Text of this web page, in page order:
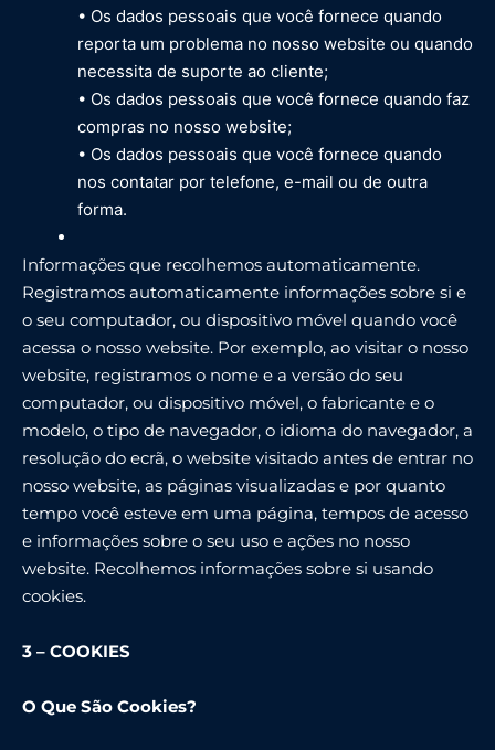
• Os dados pessoais que você fornece quando
reporta um problema no nosso website ou quando
necessita de suporte ao cliente;
• Os dados pessoais que você fornece quando faz
compras no nosso website;
• Os dados pessoais que você fornece quando
nos contatar por telefone, e-mail ou de outra
forma.
Informações que recolhemos automaticamente.
Registramos automaticamente informações sobre si e
o seu computador, ou dispositivo móvel quando você
acessa o nosso website. Por exemplo, ao visitar o nosso
website, registramos o nome e a versão do seu
computador, ou dispositivo móvel, o fabricante e o
modelo, o tipo de navegador, o idioma do navegador, a
resolução do ecrã, o website visitado antes de entrar no
nosso website, as páginas visualizadas e por quanto
tempo você esteve em uma página, tempos de acesso
e informações sobre o seu uso e ações no nosso
website. Recolhemos informações sobre si usando
cookies.
3 – COOKIES
O Que São Cookies?